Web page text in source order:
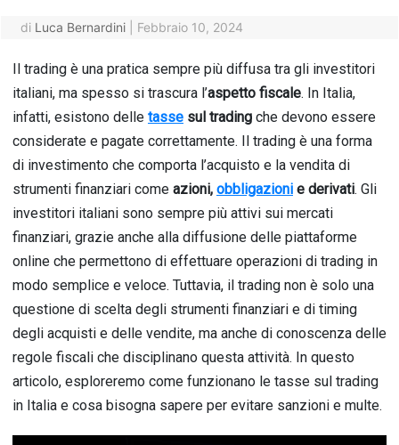
di Luca Bernardini Febbraio 10, 2024
Il trading è una pratica sempre più diffusa tra gli investitori
italiani, ma spesso si trascura l’aspetto fiscale. In Italia,
infatti, esistono delle tasse sul trading che devono essere
considerate e pagate correttamente. Il trading è una forma
di investimento che comporta l’acquisto e la vendita di
strumenti finanziari come azioni, obbligazioni e derivati. Gli
investitori italiani sono sempre più attivi sui mercati
finanziari, grazie anche alla diffusione delle piattaforme
online che permettono di effettuare operazioni di trading in
modo semplice e veloce. Tuttavia, il trading non è solo una
questione di scelta degli strumenti finanziari e di timing
degli acquisti e delle vendite, ma anche di conoscenza delle
regole fiscali che disciplinano questa attività. In questo
articolo, esploreremo come funzionano le tasse sul trading
in Italia e cosa bisogna sapere per evitare sanzioni e multe.